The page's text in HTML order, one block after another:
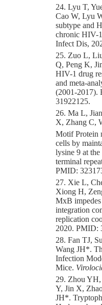
24. Lyu T,
Cao W, Lyu
subtype and
chronic HIV-
Infect Dis,
25. Zuo L,
Q, Peng K,
HIV-1 drug
and meta-
(2001-2017).
31922125.
26. Ma L,
X, Zhang C,
Motif Protein
cells by
lysine 9 at
terminal
PMID:
27. Xie L,
Xiong H,
MxB
integration
replication
2020. PMID:
28. Fan TJ,
Wang JH*.
Infection
Mice.
29. Zhou
Y, Jin X,
JH*. T